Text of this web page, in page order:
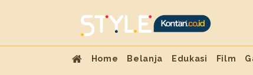
Home Belanja Edukasi Film